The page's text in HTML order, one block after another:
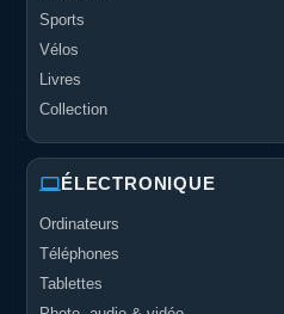
Sports
Vélos
Livres
Collection
ÉLECTRONIQUE
Ordinateurs
Téléphones
Tablettes